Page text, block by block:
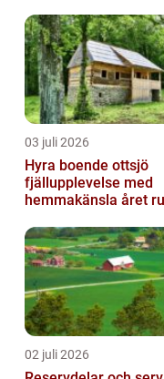
03 juli 2026
Hyra boende ottsjö
fjällupplevelse med
hemmakänsla året
02 juli 2026